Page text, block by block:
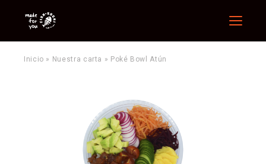
Menu
Inicio » Nuestra carta » Poké Bowl Atún